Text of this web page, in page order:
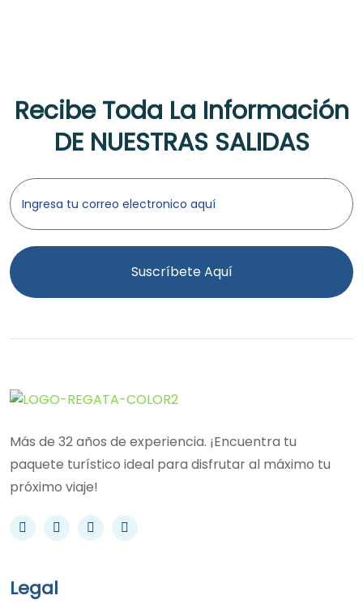
Recibe Toda La Información
DE NUESTRAS SALIDAS
Suscríbete Aquí
Más de 32 años de experiencia. ¡Encuentra tu
paquete turístico ideal para disfrutar al máximo tu
próximo viaje!
Legal